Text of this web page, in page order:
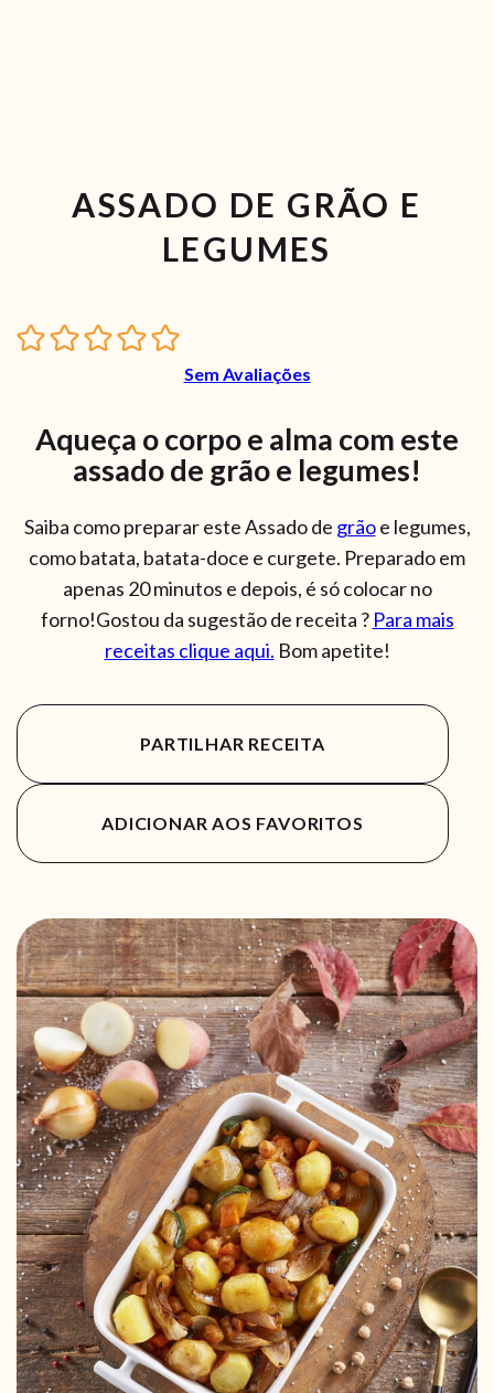
ASSADO DE GRÃO E
LEGUMES
Sem Avaliações
Aqueça o corpo e alma com este
assado de grão e legumes!
Saiba como preparar este Assado de grãoe legumes,
como batata, batata-doce e curgete. Preparado em
apenas 20 minutos e depois, é só colocar no
forno!Gostou da sugestão de receita ? Para mais
receitas clique aqui. Bom apetite!
PARTILHAR RECEITA
ADICIONAR AOS FAVORITOS